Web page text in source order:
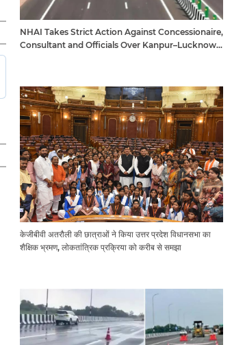
NHAI Takes Strict Action Against Concessionaire,
Consultant and Officials Over Kanpur–Lucknow
केजीबीवी अतरौली की छात्राओं ने किया उत्तर प्रदेश विधानसभा का
शैक्षिक भ्रमण, लोकतांत्रिक प्रक्रिया को करीब से समझा